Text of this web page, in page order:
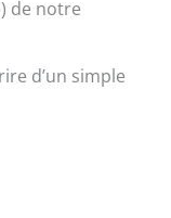
de notre
d’un simple